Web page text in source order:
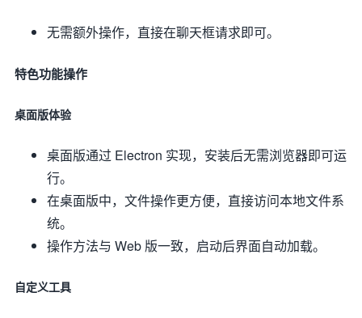
无需额外操作，直接在聊天框请求即可。
特色功能操作
桌面版体验
桌面版通过 Electron 实现，安装后无需浏览器即可运
行。
在桌面版中，文件操作更方便，直接访问本地文件系
统。
操作方法与 Web 版一致，启动后界面自动加载。
自定义工具